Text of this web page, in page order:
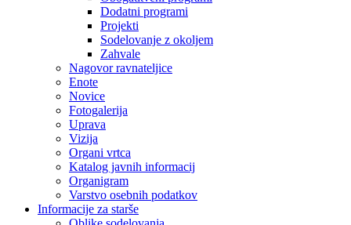
Dodatni programi
Projekti
Sodelovanje z okoljem
Zahvale
Nagovor ravnateljice
Enote
Novice
Fotogalerija
Uprava
Vizija
Organi vrtca
Katalog javnih informacij
Organigram
Varstvo osebnih podatkov
Informacije za starše